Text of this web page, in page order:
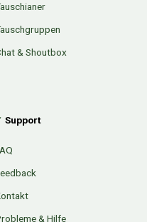
Twitter
& Shoutbox
Support
& Hilfe